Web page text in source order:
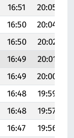
16:51 20:05
16:50 20:04
16:50 20:02
16:49 20:01
16:49 20:00
16:48 19:59
16:48 19:57
16:47 19:56